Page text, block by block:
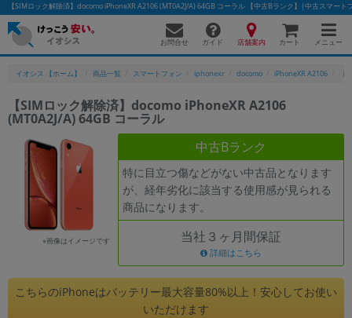
【SIMロック解除済】docomo iPhoneXR A2106 (MT0A2J/A) 64GB コーラル 【中古Bランク】|中古スマート
お問合せ ガイド 店舗案内 カート メニュー
イオシス 【ホーム】 商品一覧 スマートフォン iphonexr docomo iPhoneXR A2106
【SIMロック解除済】docomo iPhoneXR A2106
(MT0A2J/A) 64GB コーラル
※画像はイメージです
中古Bランク
特に目立つ傷などがない中古品となります
が、経年劣化に該当する使用感が見られる
商品になります。
当社３ヶ月間保証
詳細はこちら
こちらのiPhoneはバッテリー最大容量80%以上！安心してお使い
いただけます
かんたんパソコン検索に切り替える
フリーワード
除外ワード
人気の検索ワード： Let's note
「スマートフォン」「タブレット」など